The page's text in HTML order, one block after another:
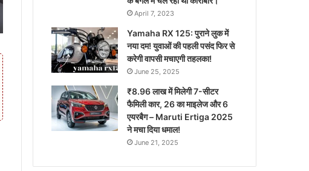
April 7, 2023
Yamaha RX 125: पुराने लुक में
नया दम! युवाओं की पहली पसंद फिर से
करेगी वापसी मचाएगी तहलका!
June 25, 2025
₹8.96 लाख में मिलेगी 7-सीटर
फैमिली कार, 26 का माइलेज और 6
एयरबैग – Maruti Ertiga 2025
ने मचा दिया धमाल!
June 21, 2025